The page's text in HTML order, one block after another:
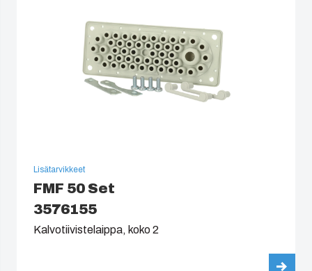
Lisätarvikkeet
FMF 50 Set
3576155
Kalvotiivistelaippa, koko 2